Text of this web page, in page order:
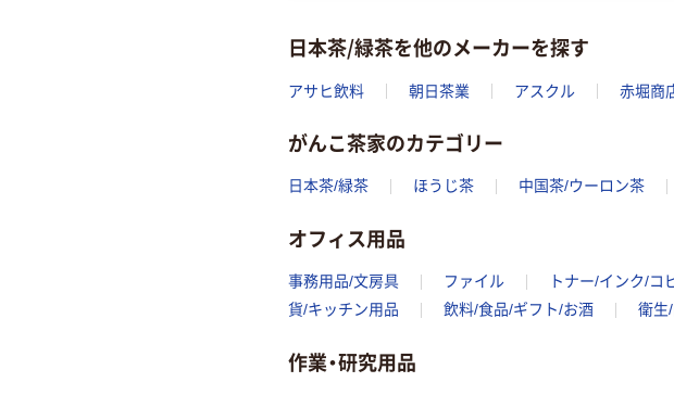
日本茶/緑茶を他のメーカーを探す
アサヒ飲料 朝日茶業 アスクル 赤堀商
がんこ茶家のカテゴリー
日本茶/緑茶 ほうじ茶 中国茶/ウーロン茶
オフィス用品
事務用品/文房具 ファイル トナー/インク/コ
貨/キッチン用品
飲料/食品/ギフト/お酒 衛生
作業・研究用品